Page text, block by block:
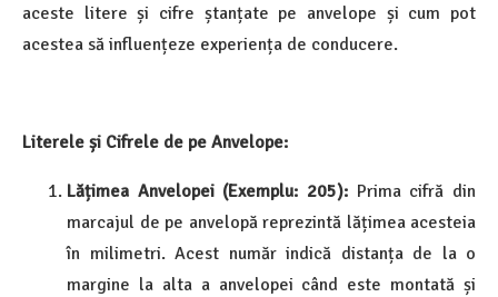
aceste litere și cifre ștanțate pe anvelope și cum pot
acestea să influențeze experiența de conducere.
Literele și Cifrele de pe Anvelope:
Lățimea Anvelopei (Exemplu: 205): Prima cifră din
marcajul de pe anvelopă reprezintă lățimea acesteia
în milimetri. Acest număr indică distanța de la o
margine la alta a anvelopei când este montată și